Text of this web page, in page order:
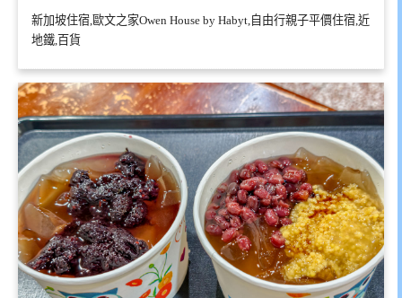
新加坡住宿,歐文之家Owen House by Habyt,自由行親子平價住宿,近
地鐵,百貨